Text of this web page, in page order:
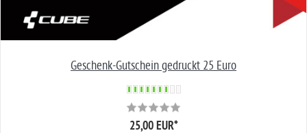
Geschenk-Gutschein gedruckt 25 Euro
25,00 EUR*